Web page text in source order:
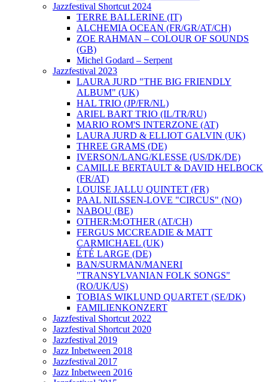
Jazzfestival Shortcut 2024
TERRE BALLERINE (IT)
ALCHEMIA OCEAN (FR/GR/AT/CH)
ZOE RAHMAN – COLOUR OF SOUNDS
(GB)
Michel Godard – Serpent
Jazzfestival 2023
LAURA JURD "THE BIG FRIENDLY
ALBUM" (UK)
HAL TRIO (JP/FR/NL)
ARIEL BART TRIO (IL/TR/RU)
MARIO ROM'S INTERZONE (AT)
LAURA JURD & ELLIOT GALVIN (UK)
THREE GRAMS (DE)
IVERSON/LANG/KLESSE (US/DK/DE)
CAMILLE BERTAULT & DAVID HELBOCK
(FR/AT)
LOUISE JALLU QUINTET (FR)
PAAL NILSSEN-LOVE "CIRCUS" (NO)
NABOU (BE)
OTHER:M:OTHER (AT/CH)
FERGUS MCCREADIE & MATT
CARMICHAEL (UK)
ÉTÉ LARGE (DE)
BAN/SURMAN/MANERI
"TRANSYLVANIAN FOLK SONGS"
(RO/UK/US)
TOBIAS WIKLUND QUARTET (SE/DK)
FAMILIENKONZERT
Jazzfestival Shortcut 2022
Jazzfestival Shortcut 2020
Jazzfestival 2019
Jazz Inbetween 2018
Jazzfestival 2017
Jazz Inbetween 2016